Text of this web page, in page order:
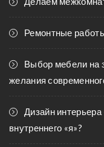
Ремонтные
Выбор мебели на
желания
Дизайн
внутреннего «я»?